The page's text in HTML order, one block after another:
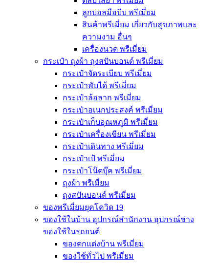
ลูกบอลมือบีบ พรีเมี่ยม
สินค้าพรีเมี่ยม เกี่ยวกับสุขภาพและ
ความงาม อื่นๆ
เครื่องนวด พรีเมี่ยม
กระเป๋า ถุงผ้า ถุงสปันบอนด์ พรีเมี่ยม
กระเป๋าจัดระเบียบ พรีเมี่ยม
กระเป๋าพับได้ พรีเมี่ยม
กระเป๋าล้อลาก พรีเมี่ยม
กระเป๋าอเนกประสงค์ พรีเมี่ยม
กระเป๋าเก็บอุณหภูมิ พรีเมี่ยม
กระเป๋าเครื่องเขียน พรีเมี่ยม
กระเป๋าเดินทาง พรีเมี่ยม
กระเป๋าเป้ พรีเมี่ยม
กระเป๋าโน๊ตบุ๊ค พรีเมี่ยม
ถุงผ้า พรีเมี่ยม
ถุงสปันบอนด์ พรีเมี่ยม
ของพรีเมี่ยมยุคโควิด 19
ของใช้ในบ้าน อุปกรณ์สำนักงาน อุปกรณ์ช่าง
ของใช้ในรถยนต์
ของตกแต่งบ้าน พรีเมี่ยม
ของใช้ทั่วไป พรีเมี่ยม